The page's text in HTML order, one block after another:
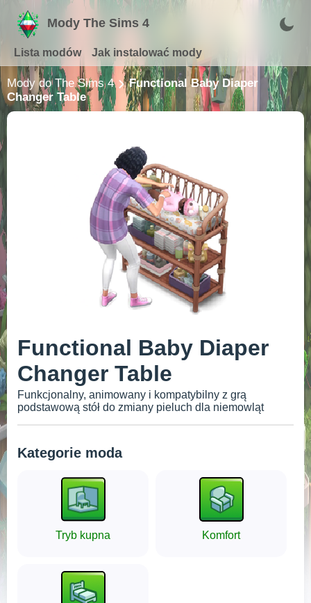
Mody The Sims 4
Lista modów Jak instalować mody
Mody do The Sims 4
Functional Baby Diaper
Changer Table
Functional Baby Diaper
Changer Table
Funkcjonalny, animowany i kompatybilny z grą
podstawową stół do zmiany pieluch dla niemowląt
Kategorie moda
Tryb kupna Komfort